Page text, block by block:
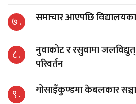
७ . समाचार आएपछि विद्यालयका
८ .
नुवाकोट र रसुवामा
परिवर्तन
९ . गोसाइँकुण्डमा केबलकार